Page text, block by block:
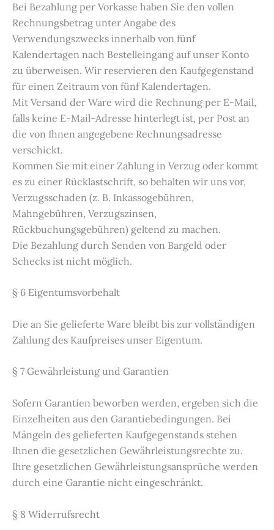
Bei Bezahlung per Vorkasse haben Sie den vollen
Rechnungsbetrag unter Angabe des
Verwendungszwecks innerhalb von fünf
Kalendertagen nach Bestelleingang auf unser Konto
zu überweisen. Wir reservieren den Kaufgegenstand
für einen Zeitraum von fünf Kalendertagen.
Mit Versand der Ware wird die Rechnung per E-Mail,
falls keine E-Mail-Adresse hinterlegt ist, per Post an
die von Ihnen angegebene Rechnungsadresse
verschickt.
Kommen Sie mit einer Zahlung in Verzug oder kommt
es zu einer Rücklastschrift, so behalten wir uns vor,
Verzugsschaden (z. B. Inkassogebühren,
Mahngebühren, Verzugszinsen,
Rückbuchungsgebühren) geltend zu machen.
Die Bezahlung durch Senden von Bargeld oder
Schecks ist nicht möglich.
§ 6 Eigentumsvorbehalt
Die an Sie gelieferte Ware bleibt bis zur vollständigen
Zahlung des Kaufpreises unser Eigentum.
§ 7 Gewährleistung und Garantien
Sofern Garantien beworben werden, ergeben sich die
Einzelheiten aus den Garantiebedingungen. Bei
Mängeln des gelieferten Kaufgegenstands stehen
Ihnen die gesetzlichen Gewährleistungsrechte zu.
Ihre gesetzlichen Gewährleistungsansprüche werden
durch eine Garantie nicht eingeschränkt.
§ 8 Widerrufsrecht